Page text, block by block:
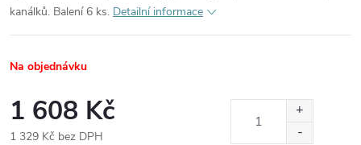
kanálků. Balení 6 ks. Detailní informace
Na objednávku
1 608 Kč
1 329 Kč bez DPH